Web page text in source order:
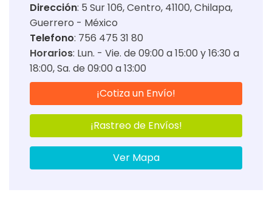
Dirección: 5 Sur 106, Centro, 41100, Chilapa,
Guerrero - México
Telefono: 756 475 31 80
Horarios: Lun. - Vie. de 09:00 a 15:00 y 16:30 a
18:00 Sa. de 09:00 a 13:00
¡Cotiza un Envío!
¡Rastreo de Envíos!
Ver Mapa